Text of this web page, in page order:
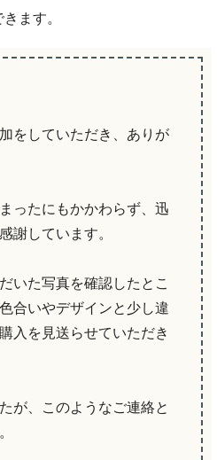
ます。
をしていただき、ありが
ったにもかかわらず、迅
謝しています。
いた写真を確認したとこ
合いやデザインと少し違
入を見送らせていただき
が、このようなご連絡と